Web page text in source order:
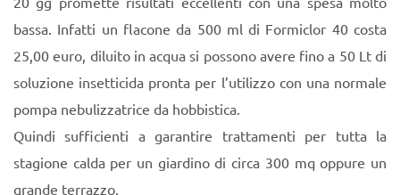
bassa. Infatti un flacone da 500 ml di Formiclor 40 costa
25,00 euro, diluito in acqua si possono avere fino a 50 Lt di
soluzione insetticida pronta per l’utilizzo con una normale
pompa nebulizzatrice da hobbistica.
Quindi sufficienti a garantire trattamenti per tutta la
stagione calda per un giardino di circa 300 mq oppure un
grande terrazzo.